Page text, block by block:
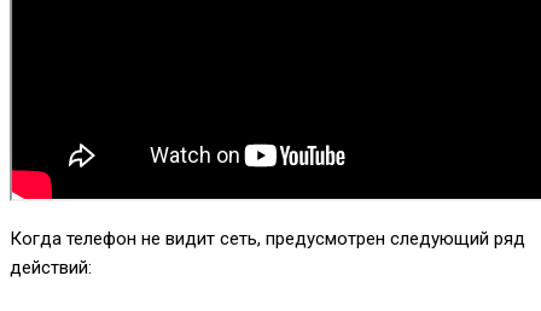
Когда телефон не видит сеть, предусмотрен следующий ряд
действий: